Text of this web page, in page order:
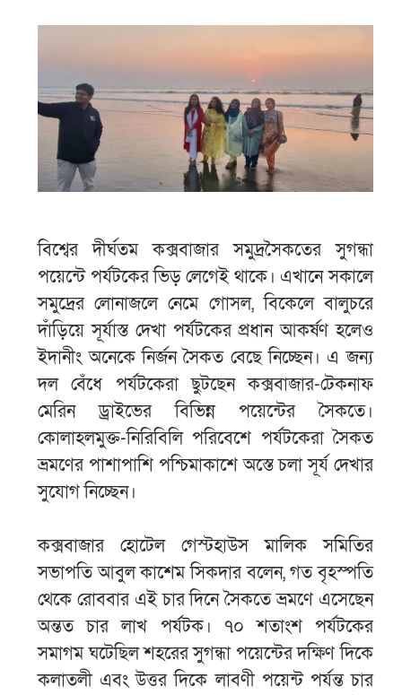
বিশ্বের দীর্ঘতম কক্সবাজার সমুদ্রসৈকতের সুগন্ধা
পয়েন্টে পর্যটকের ভিড় লেগেই থাকে। এখানে সকালে
সমুদ্রের লোনাজলে নেমে গোসল, বিকেলে বালুচরে
দাঁড়িয়ে সূর্যাস্ত দেখা পর্যটকের প্রধান আকর্ষণ হলেও
ইদানীং অনেকে নির্জন সৈকত বেছে নিচ্ছেন। এ জন্য
দল বেঁধে পর্যটকেরা ছুটছেন কক্সবাজার-টেকনাফ
মেরিন ড্রাইভের বিভিন্ন পয়েন্টের সৈকতে।
কোলাহলমুক্ত-নিরিবিলি পরিবেশে পর্যটকেরা সৈকত
ভ্রমণের পাশাপাশি পশ্চিমাকাশে অস্তে চলা সূর্য দেখার
সুযোগ নিচ্ছেন।
কক্সবাজার হোটেল গেস্টহাউস মালিক সমিতির
সভাপতি আবুল কাশেম সিকদার বলেন, গত বৃহস্পতি
থেকে রোববার এই চার দিনে সৈকতে ভ্রমণে এসেছেন
অন্তত চার লাখ পর্যটক। ৭০ শতাংশ পর্যটকের
সমাগম ঘটেছিল শহরের সুগন্ধা পয়েন্টের দক্ষিণ দিকে
কলাতলী এবং উত্তর দিকে লাবণী পয়েন্ট পর্যন্ত চার